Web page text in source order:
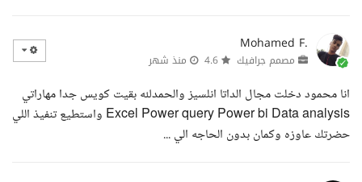
Mohamed F.
مصمم جرافيك منذ شهر
انا محمود دخلت مجال الداتا انلسيز والحمدلله بقيت كويس جدا مهاراتي
Excel Power query Power bi Data analysis واستطيع تنفيذ اللي
حضرتك عاوزه وكمان بدون الحاجه الي ...